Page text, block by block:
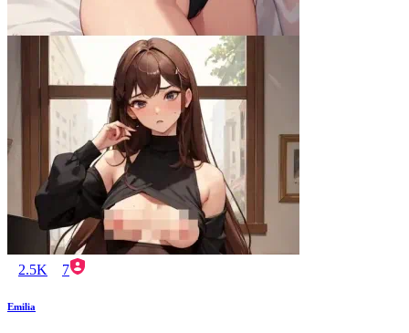
2.5K 7
Emilia